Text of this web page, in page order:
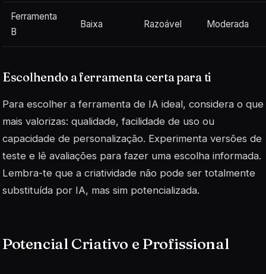
Ferramenta
B
Baixa Razoável Moderada
Escolhendo a ferramenta certa para ti
Para escolher a ferramenta de IA ideal, considera o que
mais valorizas: qualidade, facilidade de uso ou
capacidade de personalização. Experimenta versões de
teste e lê avaliações para fazer uma escolha informada.
Lembra-te que a criatividade não pode ser totalmente
substituída por IA, mas sim potencializada.
Potencial Criativo e Profissional